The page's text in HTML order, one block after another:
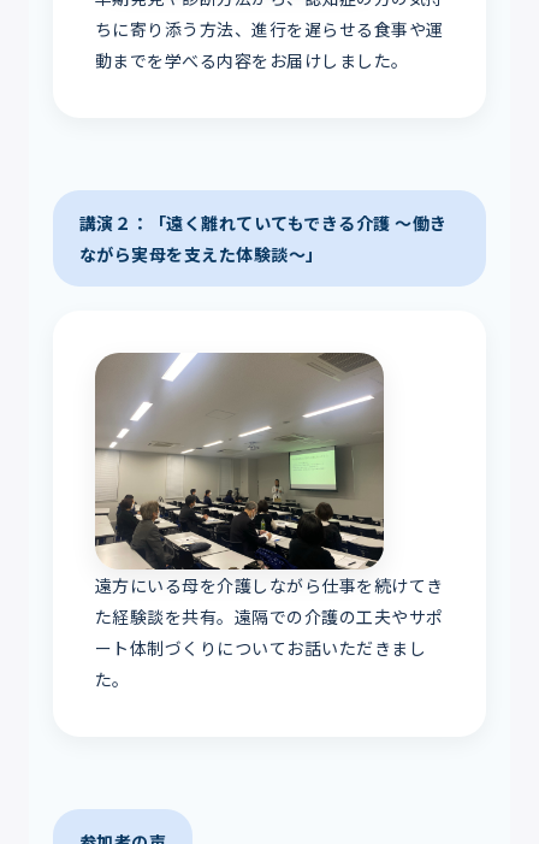
ちに寄り添う方法、進行を遅らせる食事や運
動までを学べる内容をお届けしました。
講演２：「遠く離れていてもできる介護 ～働き
ながら実母を支えた体験談～」
遠方にいる母を介護しながら仕事を続けてき
た経験談を共有。遠隔での介護の工夫やサポ
ート体制づくりについてお話いただきまし
た。